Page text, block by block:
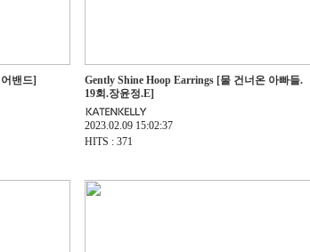
밴드]
Gently Shine Hoop Earrings [물 건너온 아빠들.
19회.장윤정.E]
2023.02.09 15:02:37
HITS : 371